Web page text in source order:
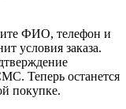
ФИО, телефон и
условия заказа.
Теперь останется
покупке.